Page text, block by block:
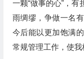
一颗“做事的心”，
雨绸缪，争做一名
今后能以更加饱满
常规管理工作，使我